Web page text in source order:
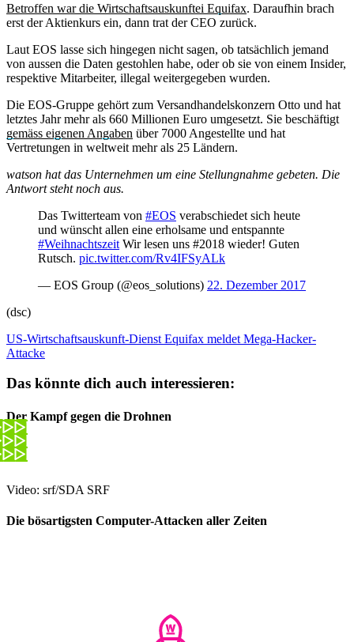
Betroffen war die Wirtschaftsauskunftei Equifax. Daraufhin brach
erst der Aktienkurs ein, dann trat der CEO zurück.
Laut EOS lasse sich hingegen nicht sagen, ob tatsächlich jemand
von aussen die Daten gestohlen habe, oder ob sie von einem Insider,
respektive Mitarbeiter, illegal weitergegeben wurden.
Die EOS-Gruppe gehört zum Versandhandelskonzern Otto und hat
letztes Jahr mehr als 660 Millionen Euro umgesetzt. Sie beschäftigt
gemäss eigenen Angaben über 7000 Angestellte und hat
Vertretungen in weltweit mehr als 25 Ländern.
watson hat das Unternehmen um eine Stellungnahme gebeten. Die
Antwort steht noch aus.
Das Twitterteam von #EOS verabschiedet sich heute
und wünscht allen eine erholsame und entspannte
#Weihnachtszeit Wir lesen uns #2018 wieder! Guten
Rutsch. pic.twitter.com/Rv4IFSyALk
— EOS Group (@eos_solutions) 22. Dezember 2017
(dsc)
US-Wirtschaftsauskunft-Dienst Equifax meldet Mega-Hacker-
Attacke
Das könnte dich auch interessieren:
Der Kampf gegen die Drohnen
Video: srf/SDA SRF
Die bösartigsten Computer-Attacken aller Zeiten